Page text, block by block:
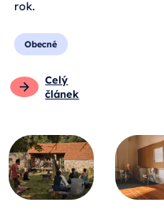
rok.
Obecné
Celý
článek